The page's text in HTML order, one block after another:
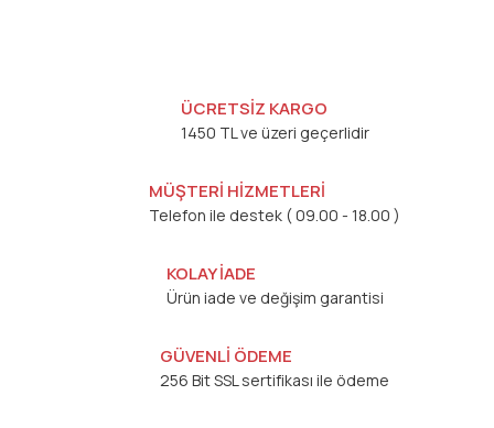
ÜCRETSİZ KARGO
1450 TL ve üzeri geçerlidir
MÜŞTERİ HİZMETLERİ
Telefon ile destek ( 09.00 - 18.00 )
KOLAY İADE
Ürün iade ve değişim garantisi
GÜVENLİ ÖDEME
256 Bit SSL sertifikası ile ödeme